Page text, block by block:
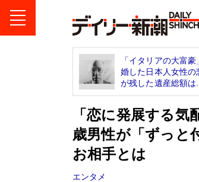
「イタリアの大富
婚した日本人女性の
が残した遺産総額は...
「恋に発展する
歳男性が「ずっと
お相手とは
エンタメ